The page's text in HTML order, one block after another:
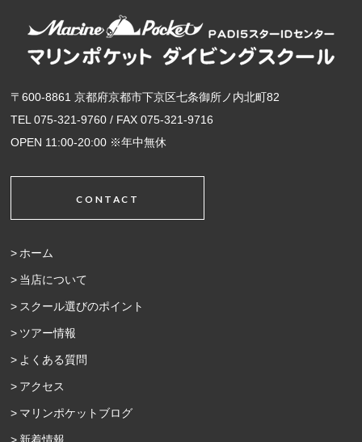
〒600-8861 京都府京都市下京区七条御所ノ内北町82
TEL 075-321-9760 / FAX 075-321-9716
OPEN 11:00-20:00 ※年中無休
CONTACT
ホーム
当店について
スクール選びのポイント
ツアー情報
よくある質問
アクセス
マリンポケットブログ
新着情報